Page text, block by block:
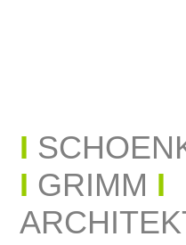
I
I GRIMM I